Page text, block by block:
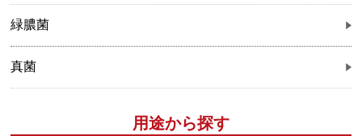
緑膿菌
真菌
用途から探す